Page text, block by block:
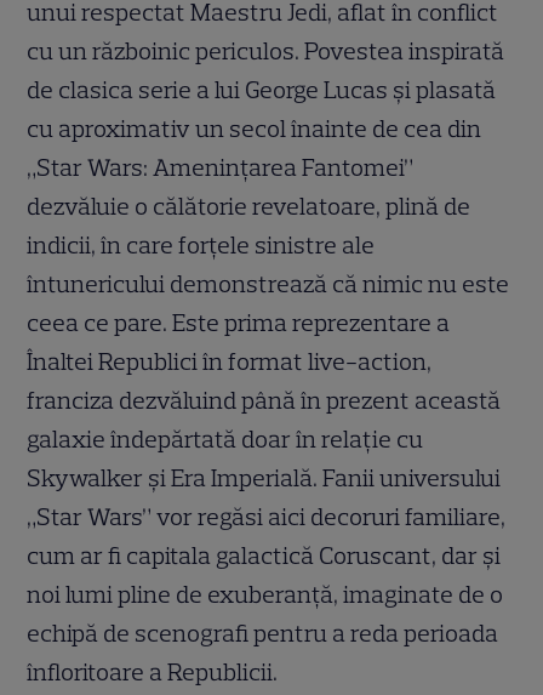
unui respectat Maestru Jedi, aflat în conflict
cu un războinic periculos. Povestea inspirată
de clasica serie a lui George Lucas și plasată
cu aproximativ un secol înainte de cea din
„Star Wars: Amenințarea Fantomei”
dezvăluie o călătorie revelatoare, plină de
indicii, în care forțele sinistre ale
întunericului demonstrează că nimic nu este
ceea ce pare. Este prima reprezentare a
Înaltei Republici în format live-action,
franciza dezvăluind până în prezent această
galaxie îndepărtată doar în relație cu
Skywalker și Era Imperială. Fanii universului
„Star Wars” vor regăsi aici decoruri familiare,
cum ar fi capitala galactică Coruscant, dar și
noi lumi pline de exuberanță, imaginate de o
echipă de scenografi pentru a reda perioada
înfloritoare a Republicii.